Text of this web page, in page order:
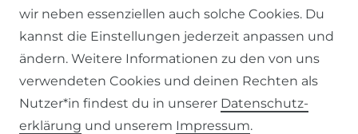
Barrierefreiheitserklärung Widerrufs­recht
wir neben essenziellen auch solche Cookies. Du
kannst die Einstellungen jederzeit anpassen und
ändern. Weitere Informationen zu den von uns
verwendeten Cookies und deinen Rechten als
Nutzer*in findest du in unserer Daten­schutz­
erklärung und unserem Impressum.